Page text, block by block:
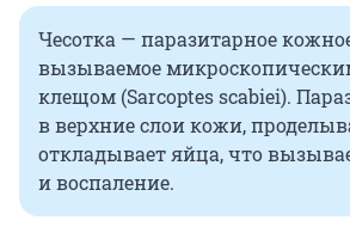
Чесотка — паразитарное
вызываемое
клещом (Sarcoptes scabiei).
в верхние слои кожи,
откладывает яйца, что
и воспаление.